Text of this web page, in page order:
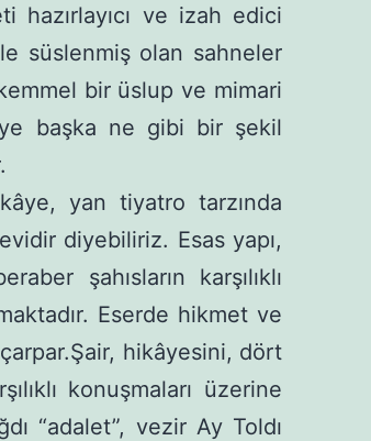
hazırlayıcı ve izah edici
süslenmiş olan sahneler
bir üslup ve mimari
başka ne gibi bir şekil
yan tiyatro tar­zında
diyebiliriz. Esas yapı,
şahıs­ların karşılıklı
Eserde hikmet ve
hikâyesini, dört
konuşmaları üzerine
“adalet”, vezir Ay Toldı